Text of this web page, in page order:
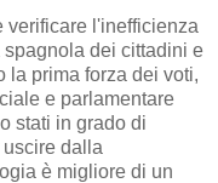
verificare l'inefficienza
dei cittadini e
la prima forza dei voti,
e parlamentare
stati in grado di
dalla
è migliore di un